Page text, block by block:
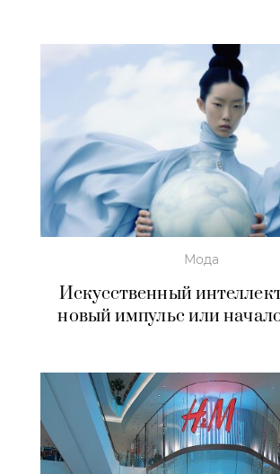
Мода
Искусственный
новый импульс или